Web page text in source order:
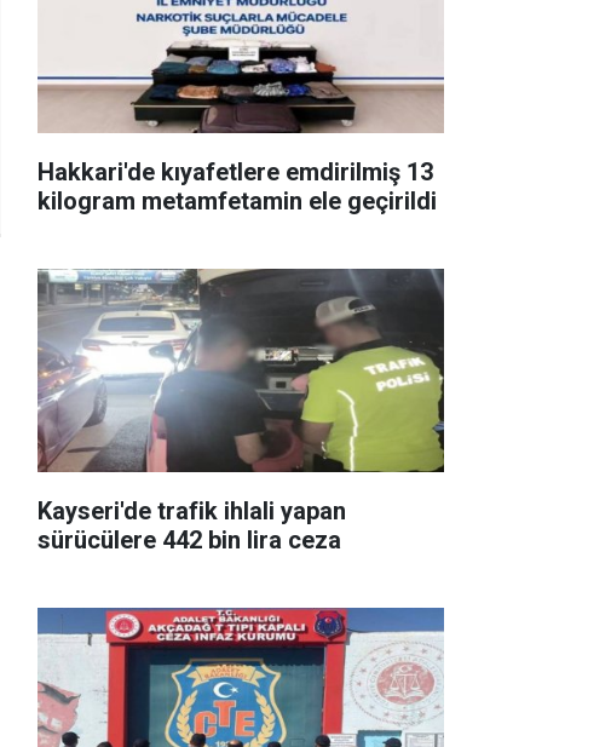
Hakkari'de kıyafetlere emdirilmiş 13
kilogram metamfetamin ele geçirildi
Kayseri'de trafik ihlali yapan
sürücülere 442 bin lira ceza